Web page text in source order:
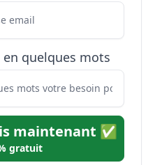
quelques mots
maintenant ✅
gratuit